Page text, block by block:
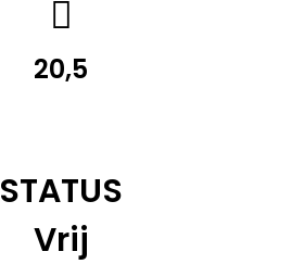
20,5
STATUS
Vrij